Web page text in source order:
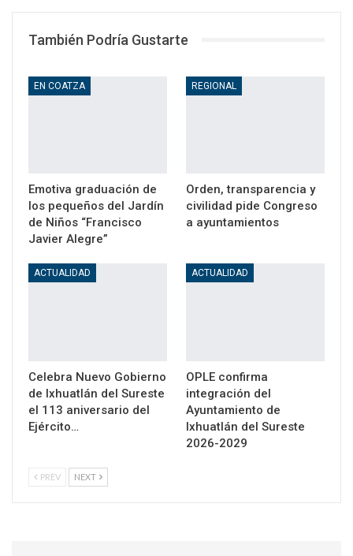
También Podría Gustarte
EN COATZA
Emotiva graduación de
los pequeños del Jardín
de Niños “Francisco
Javier Alegre”
REGIONAL
Orden, transparencia y
civilidad pide Congreso
a ayuntamientos
ACTUALIDAD
Celebra Nuevo Gobierno
de Ixhuatlán del Sureste
el 113 aniversario del
Ejército…
ACTUALIDAD
OPLE confirma
integración del
Ayuntamiento de
Ixhuatlán del Sureste
2026-2029
PREV NEXT